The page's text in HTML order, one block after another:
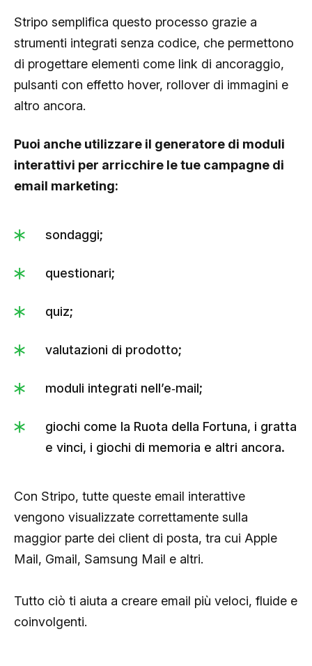
Stripo semplifica questo processo grazie a
strumenti integrati senza codice, che permettono
di progettare elementi come link di ancoraggio,
pulsanti con effetto hover, rollover di immagini e
altro ancora.
Puoi anche utilizzare il generatore di moduli
interattivi per arricchire le tue campagne di
email marketing:
sondaggi;
questionari;
quiz;
valutazioni di prodotto;
moduli integrati nell’e‑mail;
giochi come la Ruota della Fortuna, i gratta
e vinci, i giochi di memoria e altri ancora.
Con Stripo, tutte queste email interattive
vengono visualizzate correttamente sulla
maggior parte dei client di posta, tra cui Apple
Mail, Gmail, Samsung Mail e altri.
Tutto ciò ti aiuta a creare email più veloci, fluide e
coinvolgenti.